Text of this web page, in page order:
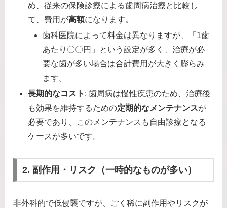
め、従来の保険診療による歯周病治療と比較し
て、費用が高額になります。
歯科医院によって料金は異なりますが、「1歯
あたり〇〇円」という設定が多く、治療が必
要な歯が多い場合は合計費用が大きく膨らみ
ます。
長期的なコスト : 歯周病は慢性疾患のため、治療後
も効果を維持するための定期的なメンテナンスが
必要であり、このメンテナンスも自由診療となる
ケースが多いです。
2. 副作用・リスク（一時的なものが多い）
非外科的で低侵襲ですが、ごく稀に副作用やリスクが